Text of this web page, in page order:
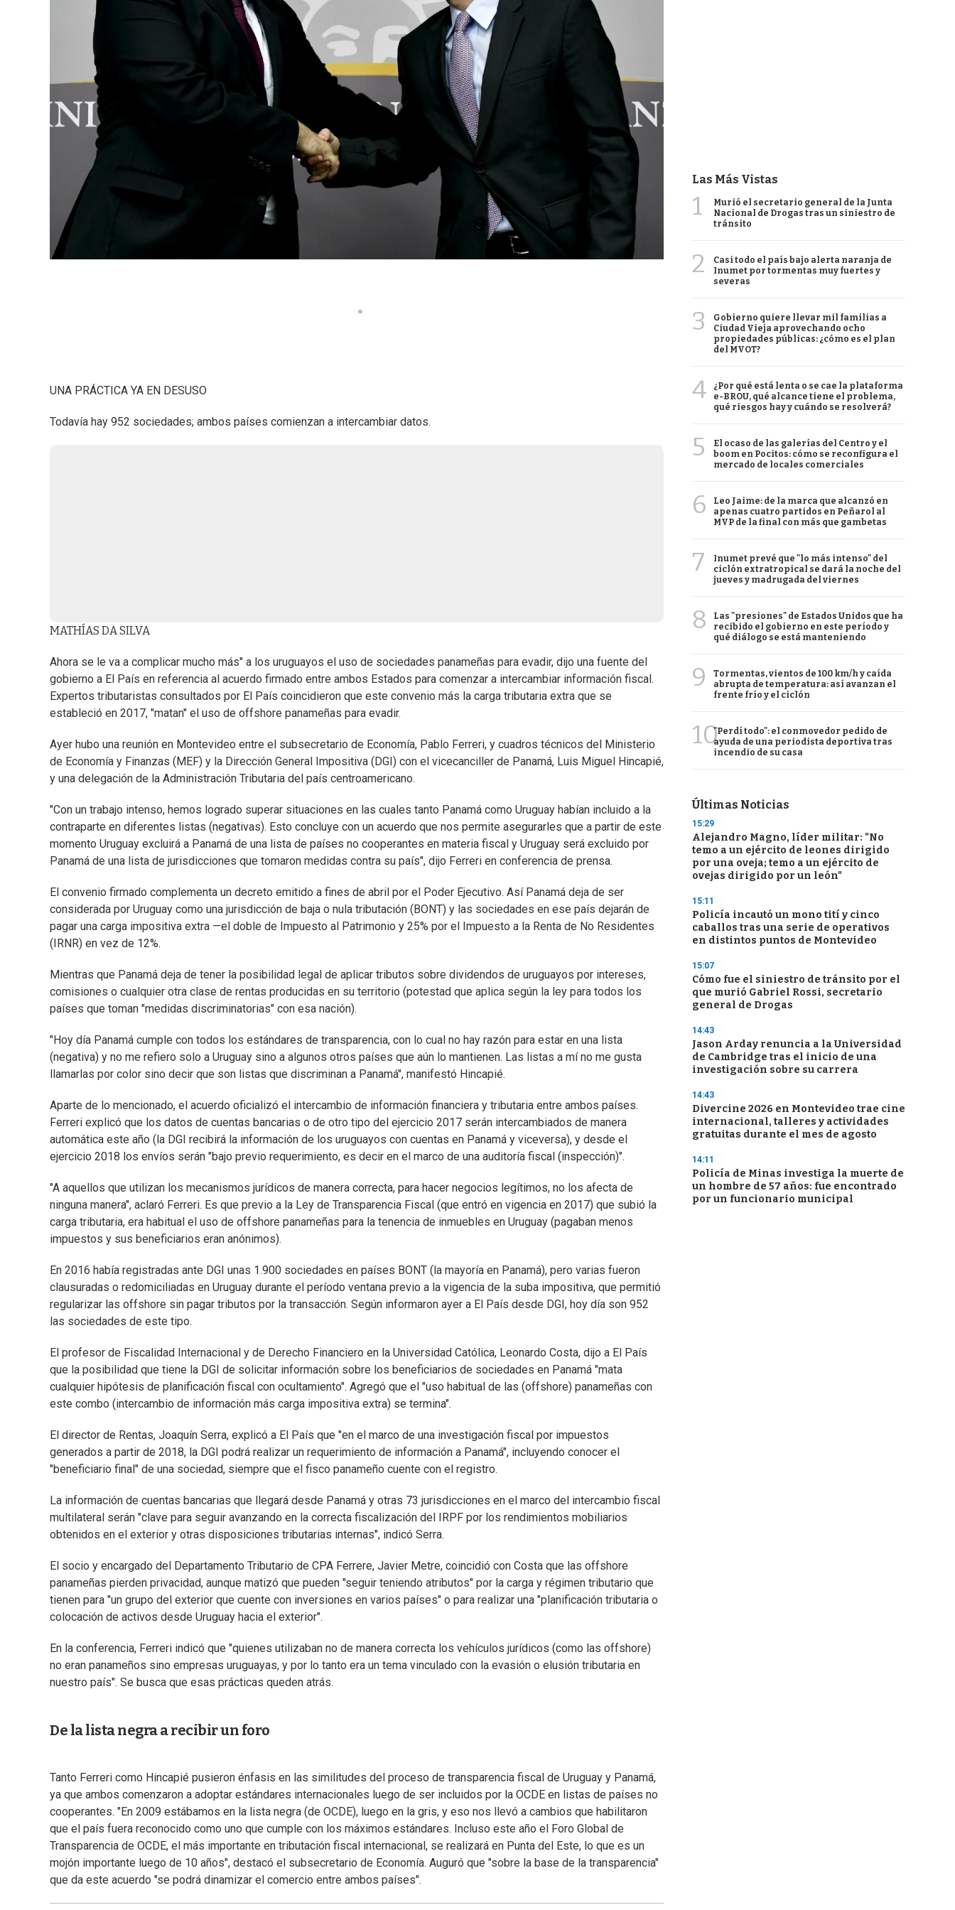
UNA PRÁCTICA YA EN DESUSO
Todavía hay 952 sociedades; ambos países comienzan a intercambiar datos.
MATHÍAS DA SILVA
Ahora se le va a complicar mucho más" a los uruguayos el uso de sociedades panameñas para evadir, dijo una fuente del
gobierno a El País en referencia al acuerdo firmado entre ambos Estados para comenzar a intercambiar información fiscal.
Expertos tributaristas consultados por El País coincidieron que este convenio más la carga tributaria extra que se
estableció en 2017, "matan" el uso de offshore panameñas para evadir.
Ayer hubo una reunión en Montevideo entre el subsecretario de Economía, Pablo Ferreri, y cuadros técnicos del Ministerio
de Economía y Finanzas (MEF) y la Dirección General Impositiva (DGI) con el vicecanciller de Panamá, Luis Miguel Hincapié,
y una delegación de la Administración Tributaria del país centroamericano.
"Con un trabajo intenso, hemos logrado superar situaciones en las cuales tanto Panamá como Uruguay habían incluido a la
contraparte en diferentes listas (negativas). Esto concluye con un acuerdo que nos permite asegurarles que a partir de este
momento Uruguay excluirá a Panamá de una lista de países no cooperantes en materia fiscal y Uruguay será excluido por
Panamá de una lista de jurisdicciones que tomaron medidas contra su país", dijo Ferreri en conferencia de prensa.
El convenio firmado complementa un decreto emitido a fines de abril por el Poder Ejecutivo. Así Panamá deja de ser
considerada por Uruguay como una jurisdicción de baja o nula tributación (BONT) y las sociedades en ese país dejarán de
pagar una carga impositiva extra —el doble de Impuesto al Patrimonio y 25% por el Impuesto a la Renta de No Residentes
(IRNR) en vez de 12%.
Mientras que Panamá deja de tener la posibilidad legal de aplicar tributos sobre dividendos de uruguayos por intereses,
comisiones o cualquier otra clase de rentas producidas en su territorio (potestad que aplica según la ley para todos los
países que toman "medidas discriminatorias" con esa nación).
"Hoy día Panamá cumple con todos los estándares de transparencia, con lo cual no hay razón para estar en una lista
(negativa) y no me refiero solo a Uruguay sino a algunos otros países que aún lo mantienen. Las listas a mí no me gusta
llamarlas por color sino decir que son listas que discriminan a Panamá", manifestó Hincapié.
Aparte de lo mencionado, el acuerdo oficializó el intercambio de información financiera y tributaria entre ambos países.
Ferreri explicó que los datos de cuentas bancarias o de otro tipo del ejercicio 2017 serán intercambiados de manera
automática este año (la DGI recibirá la información de los uruguayos con cuentas en Panamá y viceversa), y desde el
ejercicio 2018 los envíos serán "bajo previo requerimiento, es decir en el marco de una auditoría fiscal (inspección)".
"A aquellos que utilizan los mecanismos jurídicos de manera correcta, para hacer negocios legítimos, no los afecta de
ninguna manera", aclaró Ferreri. Es que previo a la Ley de Transparencia Fiscal (que entró en vigencia en 2017) que subió la
carga tributaria, era habitual el uso de offshore panameñas para la tenencia de inmuebles en Uruguay (pagaban menos
impuestos y sus beneficiarios eran anónimos).
En 2016 había registradas ante DGI unas 1.900 sociedades en países BONT (la mayoría en Panamá), pero varias fueron
clausuradas o redomiciliadas en Uruguay durante el período ventana previo a la vigencia de la suba impositiva, que permitió
regularizar las offshore sin pagar tributos por la transacción. Según informaron ayer a El País desde DGI, hoy día son 952
las sociedades de este tipo.
El profesor de Fiscalidad Internacional y de Derecho Financiero en la Universidad Católica, Leonardo Costa, dijo a El País
que la posibilidad que tiene la DGI de solicitar información sobre los beneficiarios de sociedades en Panamá "mata
cualquier hipótesis de planificación fiscal con ocultamiento". Agregó que el "uso habitual de las (offshore) panameñas con
este combo (intercambio de información más carga impositiva extra) se termina".
El director de Rentas, Joaquín Serra, explicó a El País que "en el marco de una investigación fiscal por impuestos
generados a partir de 2018, la DGI podrá realizar un requerimiento de información a Panamá", incluyendo conocer el
"beneficiario final" de una sociedad, siempre que el fisco panameño cuente con el registro.
La información de cuentas bancarias que llegará desde Panamá y otras 73 jurisdicciones en el marco del intercambio fiscal
multilateral serán "clave para seguir avanzando en la correcta fiscalización del IRPF por los rendimientos mobiliarios
obtenidos en el exterior y otras disposiciones tributarias internas", indicó Serra.
El socio y encargado del Departamento Tributario de CPA Ferrere, Javier Metre, coincidió con Costa que las offshore
panameñas pierden privacidad, aunque matizó que pueden "seguir teniendo atributos" por la carga y régimen tributario que
tienen para "un grupo del exterior que cuente con inversiones en varios países" o para realizar una "planificación tributaria o
colocación de activos desde Uruguay hacia el exterior".
En la conferencia, Ferreri indicó que "quienes utilizaban no de manera correcta los vehículos jurídicos (como las offshore)
no eran panameños sino empresas uruguayas, y por lo tanto era un tema vinculado con la evasión o elusión tributaria en
nuestro país". Se busca que esas prácticas queden atrás.
De la lista negra a recibir un foro
Tanto Ferreri como Hincapié pusieron énfasis en las similitudes del proceso de transparencia fiscal de Uruguay y Panamá,
ya que ambos comenzaron a adoptar estándares internacionales luego de ser incluidos por la OCDE en listas de países no
cooperantes. "En 2009 estábamos en la lista negra (de OCDE), luego en la gris, y eso nos llevó a cambios que habilitaron
que el país fuera reconocido como uno que cumple con los máximos estándares. Incluso este año el Foro Global de
Transparencia de OCDE, el más importante en tributación fiscal internacional, se realizará en Punta del Este, lo que es un
mojón importante luego de 10 años", destacó el subsecretario de Economía. Auguró que "sobre la base de la transparencia"
que da este acuerdo "se podrá dinamizar el comercio entre ambos países".
Las Más Vistas
1
Murió el secretario general de la Junta
Nacional de Drogas tras un siniestro de
tránsito
2
Casi todo el país bajo alerta naranja de
Inumet por tormentas muy fuertes y
severas
3
Gobierno quiere llevar mil familias a
Ciudad Vieja aprovechando ocho
propiedades públicas: ¿cómo es el plan
del MVOT?
4
¿Por qué está lenta o se cae la plataforma
e-BROU, qué alcance tiene el problema,
qué riesgos hay y cuándo se resolverá?
5
El ocaso de las galerías del Centro y el
boom en Pocitos: cómo se reconfigura el
mercado de locales comerciales
6
Leo Jaime: de la marca que alcanzó en
apenas cuatro partidos en Peñarol al
MVP de la final con más que gambetas
7
Inumet prevé que "lo más intenso" del
ciclón extratropical se dará la noche del
jueves y madrugada del viernes
8
Las "presiones" de Estados Unidos que ha
recibido el gobierno en este período y
qué diálogo se está manteniendo
9
Tormentas, vientos de 100 km/h y caída
abrupta de temperatura: así avanzan el
frente frío y el ciclón
10"Perdí todo": el conmovedor pedido de
ayuda de una periodista deportiva tras
incendio de su casa
Últimas Noticias
15:29
Alejandro Magno, líder militar: "No
temo a un ejército de leones dirigido
por una oveja; temo a un ejército de
ovejas dirigido por un león"
15:11
Policía incautó un mono tití y cinco
caballos tras una serie de operativos
en distintos puntos de Montevideo
15:07
Cómo fue el siniestro de tránsito por el
que murió Gabriel Rossi, secretario
general de Drogas
14:43
Jason Arday renuncia a la Universidad
de Cambridge tras el inicio de una
investigación sobre su carrera
14:43
Divercine 2026 en Montevideo trae cine
internacional, talleres y actividades
gratuitas durante el mes de agosto
14:11
Policía de Minas investiga la muerte de
un hombre de 57 años: fue encontrado
por un funcionario municipal